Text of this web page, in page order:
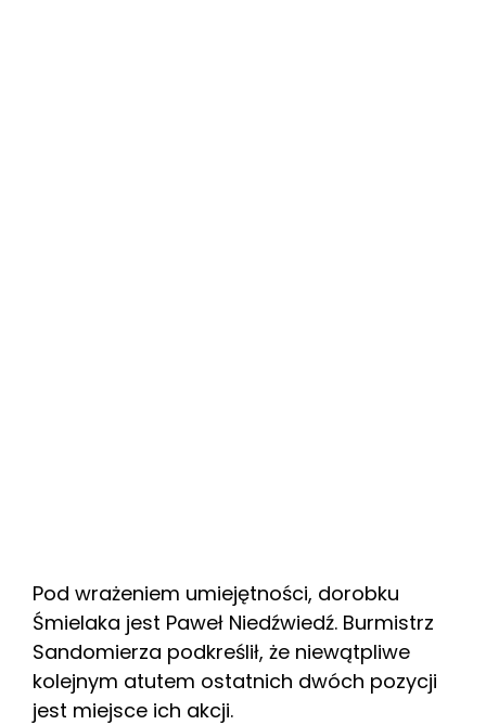
Pod wrażeniem umiejętności, dorobku
Śmielaka jest Paweł Niedźwiedź. Burmistrz
Sandomierza podkreślił, że niewątpliwe
kolejnym atutem ostatnich dwóch pozycji
jest miejsce ich akcji.